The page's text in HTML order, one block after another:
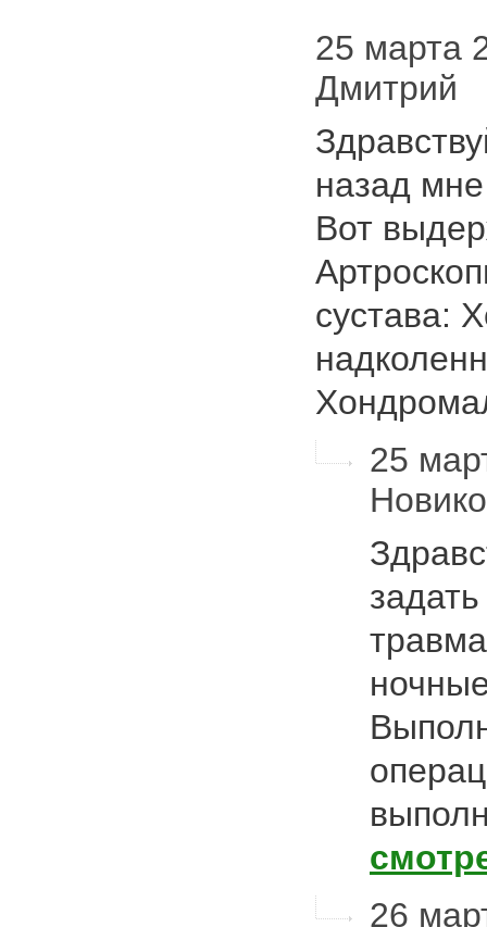
25 марта
Дмитрий
назад
Вот
сустава:
25
26